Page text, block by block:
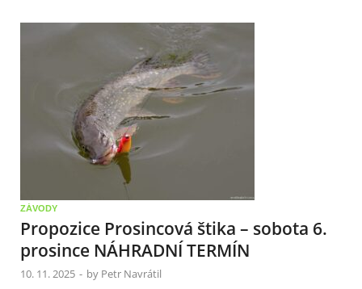
ZÁVODY
Propozice Prosincová štika – sobota 6.
prosince NÁHRADNÍ TERMÍN
10. 11. 2025 - by Petr Navrátil